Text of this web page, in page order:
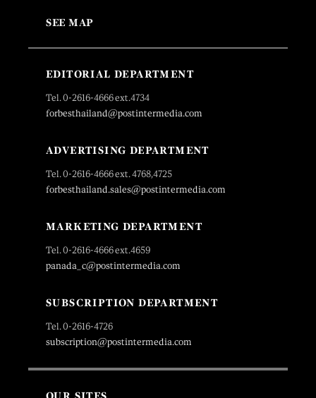
SEE MAP
EDITORIAL DEPARTMENT
Tel. 0-2616-4666 ext.4734
forbesthailand@postintermedia.com
ADVERTISING DEPARTMENT
Tel. 0-2616-4666 ext. 4768,4725
forbesthailand.sales@postintermedia.com
MARKETING DEPARTMENT
Tel. 0-2616-4666 ext.4659
panada_c@postintermedia.com
SUBSCRIPTION DEPARTMENT
Tel. 0-2616-4726
subscription@postintermedia.com
OUR SITES